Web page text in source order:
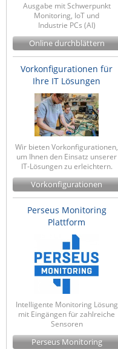
Ausgabe mit Schwerpunkt
Monitoring, IoT und
Industrie PCs (AI)
Online durchblättern
Vorkonfigurationen für
Ihre IT Lösungen
Wir bieten Vorkonfigurationen,
um Ihnen den Einsatz unserer
IT-Lösungen zu erleichtern.
Vorkonfigurationen
Perseus Monitoring
Plattform
Intelligente Monitoring Lösung
mit Eingängen für zahlreiche
Sensoren
Perseus Monitoring